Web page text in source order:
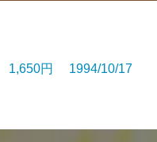
1,650円 1994/10/17